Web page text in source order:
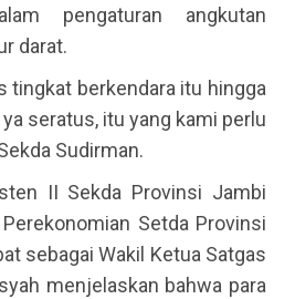
pengaturan angkutan
darat.
tingkat berkendara itu hingga
seratus, itu yang kami perlu
Sudirman.
II Sekda Provinsi Jambi
Setda Provinsi
sebagai Wakil Ketua Satgas
menjelaskan bahwa para